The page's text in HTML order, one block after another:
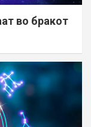
во бракот